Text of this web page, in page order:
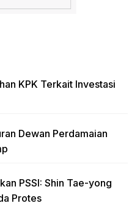
KPK Terkait Investasi
Dewan Perdamaian
PSSI: Shin Tae-yong
Protes